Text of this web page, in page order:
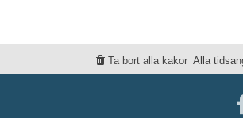
Alla
Ta bort alla kakor